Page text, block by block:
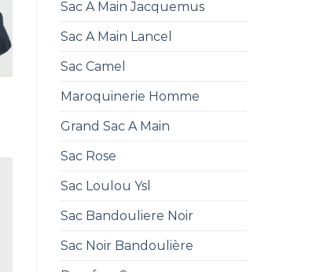
Sac A Main Jacquemus
Sac A Main Lancel
Sac Camel
Maroquinerie Homme
Grand Sac A Main
Sac Rose
Sac Loulou Ysl
Sac Bandouliere Noir
Sac Noir Bandoulière